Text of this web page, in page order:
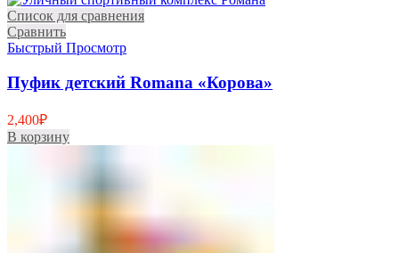
Список для сравнения
Сравнить
Быстрый Просмотр
Пуфик детский Romana «Корова»
2,400₽
В корзину